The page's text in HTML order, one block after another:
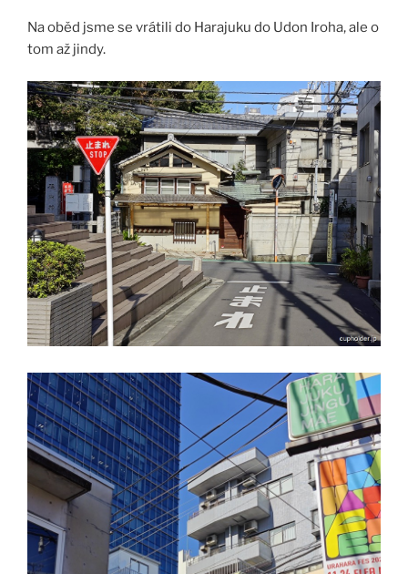
Na oběd jsme se vrátili do Harajuku do Udon Iroha, ale o
tom až jindy.